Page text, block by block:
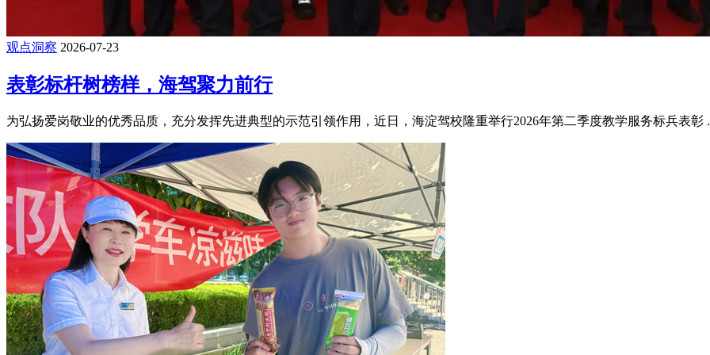
观点洞察 2026-07-23
表彰标杆树榜样，海驾聚力前行
为弘扬爱岗敬业的优秀品质，充分发挥先进典型的示范引领作用，近日，海淀驾校隆重举行2026年第二季度教学服务标兵表彰